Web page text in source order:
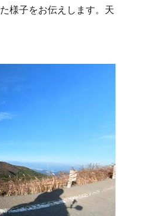
様子をお伝えします。天